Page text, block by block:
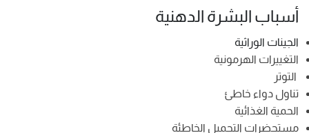
أسباب البشرة الدهنية
الجينات الوراثية
التغييرات الهرمونية
التوتر
تناول دواء خاطئ
الحمية الغذائية
مستحضرات التجميل الخاطئة